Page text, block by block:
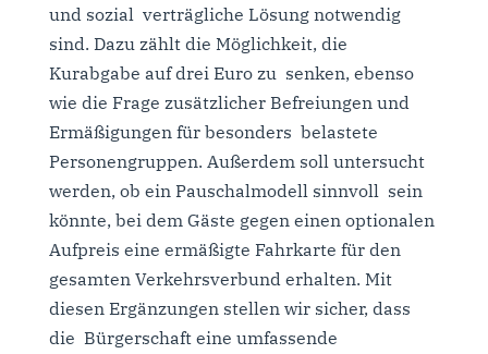
und sozial verträgliche Lösung notwendig
sind. Dazu zählt die Möglichkeit, die
Kurabgabe auf drei Euro zu senken, ebenso
wie die Frage zusätzlicher Befreiungen und
Ermäßigungen für besonders belastete
Personengruppen. Außerdem soll untersucht
werden, ob ein Pauschalmodell sinnvoll sein
könnte, bei dem Gäste gegen einen optionalen
Aufpreis eine ermäßigte Fahrkarte für den
gesamten Verkehrsverbund erhalten. Mit
diesen Ergänzungen stellen wir sicher, dass
die Bürgerschaft eine umfassende